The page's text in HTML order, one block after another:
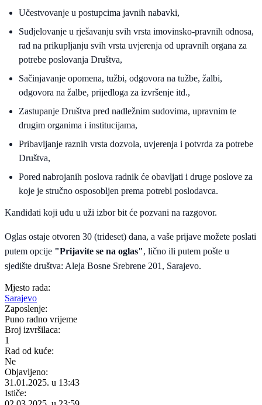
Učestvovanje u postupcima javnih nabavki,
Sudjelovanje u rješavanju svih vrsta imovinsko-pravnih odnosa,
rad na prikupljanju svih vrsta uvjerenja od upravnih organa za
potrebe poslovanja Društva,
Sačinjavanje opomena, tužbi, odgovora na tužbe, žalbi,
odgovora na žalbe, prijedloga za izvršenje itd.,
Zastupanje Društva pred nadležnim sudovima, upravnim te
drugim organima i institucijama,
Pribavljanje raznih vrsta dozvola, uvjerenja i potvrda za potrebe
Društva,
Pored nabrojanih poslova radnik će obavljati i druge poslove za
koje je stručno osposobljen prema potrebi poslodavca.
Kandidati koji uđu u uži izbor bit će pozvani na razgovor.
Oglas ostaje otvoren 30 (trideset) dana, a vaše prijave možete poslati
putem opcije "Prijavite se na oglas", lično ili putem pošte u
sjedište društva: Aleja Bosne Srebrene 201, Sarajevo.
Mjesto rada:
Sarajevo
Zaposlenje:
Puno radno vrijeme
Broj izvršilaca:
1
Rad od kuće:
Ne
Objavljeno:
31.01.2025. u 13:43
Ističe: